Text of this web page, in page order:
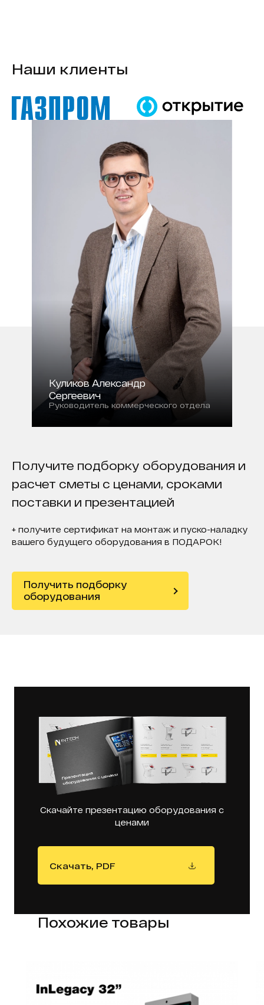
Наши клиенты
Куликов Александр
Сергеевич
Руководитель коммерческого отдела
Получите подборку оборудования и
расчет сметы с ценами, сроками
поставки и презентацией
+ получите сертификат на монтаж и пуско-наладку
вашего будущего оборудования в ПОДАРОК!
Получить подборку
оборудования
Скачайте презентацию оборудования с
ценами
Скачать, PDF
Похожие товары